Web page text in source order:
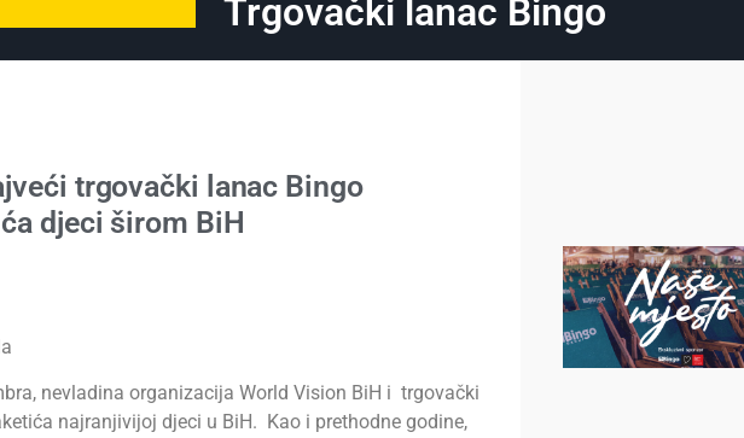
Trgovački lanac Bingo
trgovački lanac Bingo
djeci širom BiH
nevladina organizacija World Vision BiH i trgovački
najranjivijoj djeci u BiH. Kao i prethodne godine,